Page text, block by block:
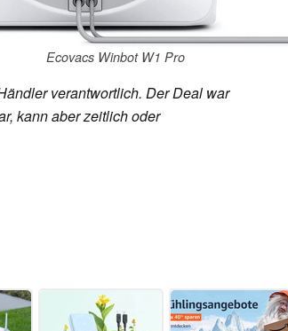
Ecovacs Winbot W1 Pro
verantwortlich. Der Deal war
kann aber zeitlich oder